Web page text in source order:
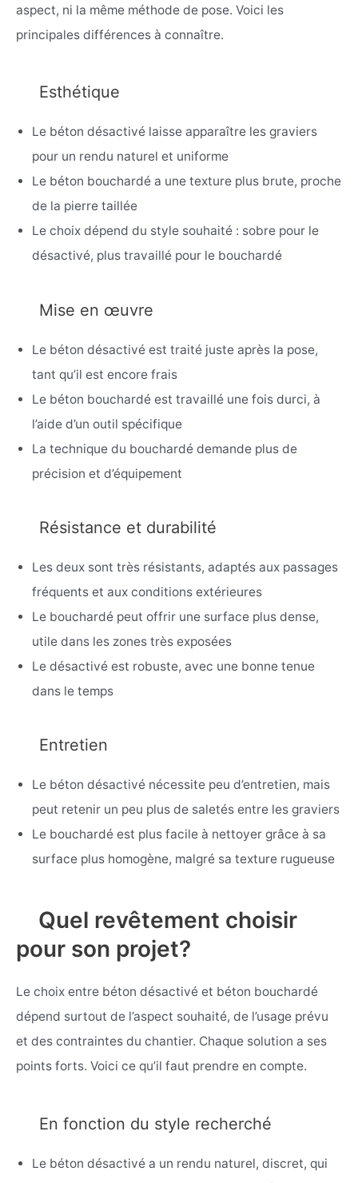
aspect, ni la même méthode de pose. Voici les
principales différences à connaître.
Esthétique
Le béton désactivé laisse apparaître les graviers
pour un rendu naturel et uniforme
Le béton bouchardé a une texture plus brute, proche
de la pierre taillée
Le choix dépend du style souhaité : sobre pour le
désactivé, plus travaillé pour le bouchardé
Mise en œuvre
Le béton désactivé est traité juste après la pose,
tant qu’il est encore frais
Le béton bouchardé est travaillé une fois durci, à
l’aide d’un outil spécifique
La technique du bouchardé demande plus de
précision et d’équipement
Résistance et durabilité
Les deux sont très résistants, adaptés aux passages
fréquents et aux conditions extérieures
Le bouchardé peut offrir une surface plus dense,
utile dans les zones très exposées
Le désactivé est robuste, avec une bonne tenue
dans le temps
Entretien
Le béton désactivé nécessite peu d’entretien, mais
peut retenir un peu plus de saletés entre les graviers
Le bouchardé est plus facile à nettoyer grâce à sa
surface plus homogène, malgré sa texture rugueuse
Quel revêtement choisir
pour son projet?
Le choix entre béton désactivé et béton bouchardé
dépend surtout de l’aspect souhaité, de l’usage prévu
et des contraintes du chantier. Chaque solution a ses
points forts. Voici ce qu’il faut prendre en compte.
En fonction du style recherché
Le béton désactivé a un rendu naturel, discret, qui